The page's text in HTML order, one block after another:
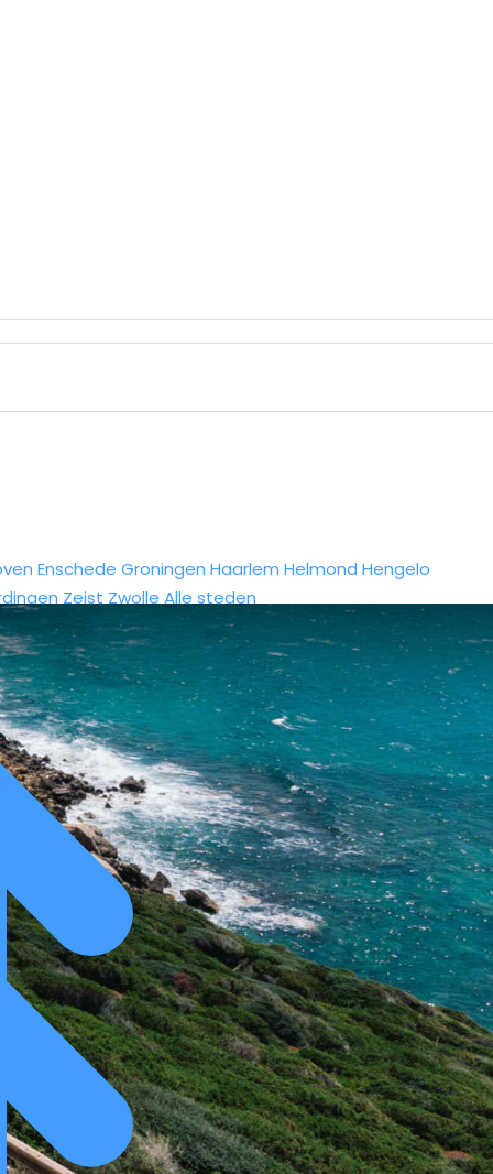
Enschede Groningen Haarlem Helmond Hengelo
Zeist Zwolle Alle steden